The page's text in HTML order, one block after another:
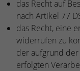
das Recht auf
nach Artikel 77
das Recht, eine
widerrufen zu
der aufgrund
erfolgten